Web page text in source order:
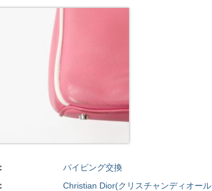
パイピング交換
Christian Dior(クリスチャンディオール